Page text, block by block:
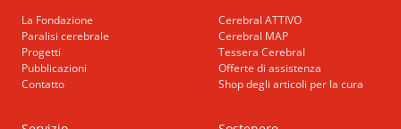
La Fondazione
Paralisi cerebrale
Progetti
Pubblicazioni
Contatto
Cerebral ATTIVO
Cerebral MAP
Tessera Cerebral
Offerte di assistenza
Shop degli articoli per la cura